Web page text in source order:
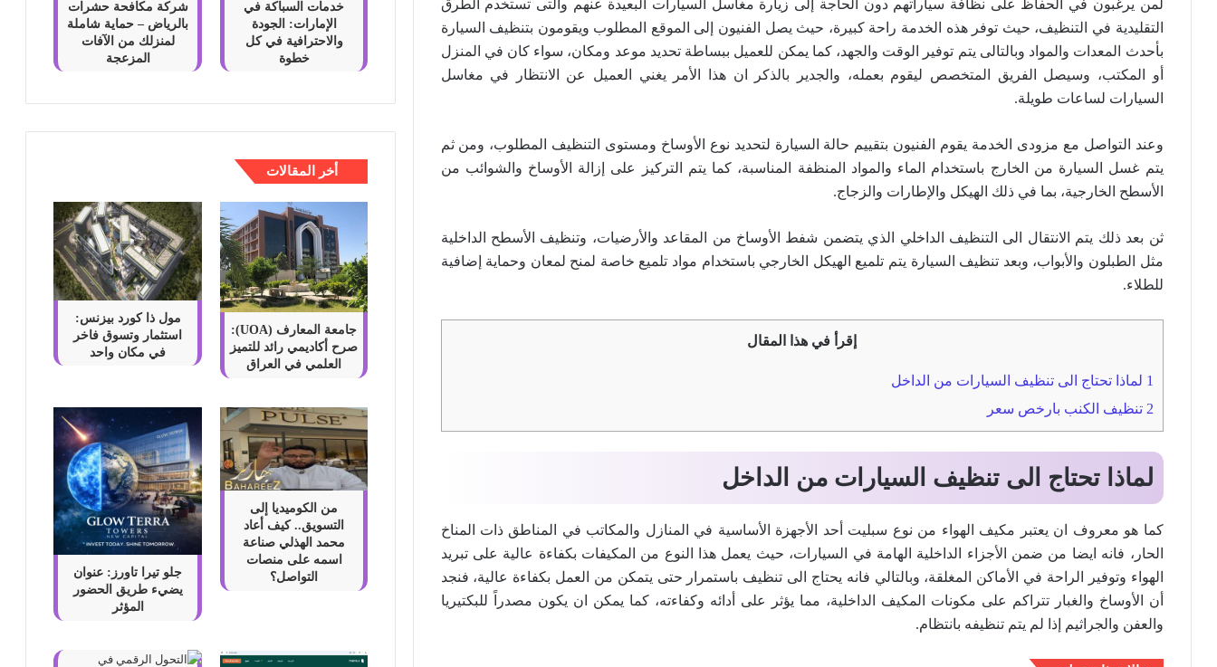
لمن يرغبون في الحفاظ على نظافة سياراتهم دون الحاجة إلى زيارة مغاسل السيارات البعيدة عنهم والتى تستخدم الطرق
التقليدية في التنظيف، حيث توفر هذه الخدمة راحة كبيرة، حيث يصل الفنيون إلى الموقع المطلوب ويقومون بتنظيف السيارة
بأحدث المعدات والمواد وبالتالى يتم توفير الوقت والجهد، كما يمكن للعميل ببساطة تحديد موعد ومكان، سواء كان في المنزل
أو المكتب، وسيصل الفريق المتخصص ليقوم بعمله، والجدير بالذكر ان هذا الأمر يغني العميل عن الانتظار في مغاسل
السيارات لساعات طويلة.
وعند التواصل مع مزودى الخدمة يقوم الفنيون بتقييم حالة السيارة لتحديد نوع الأوساخ ومستوى التنظيف المطلوب، ومن ثم
يتم غسل السيارة من الخارج باستخدام الماء والمواد المنظفة المناسبة، كما يتم التركيز على إزالة الأوساخ والشوائب من
الأسطح الخارجية، بما في ذلك الهيكل والإطارات والزجاج.
ثن بعد ذلك يتم الانتقال الى التنظيف الداخلي الذي يتضمن شفط الأوساخ من المقاعد والأرضيات، وتنظيف الأسطح الداخلية
مثل الطبلون والأبواب، وبعد تنظيف السيارة يتم تلميع الهيكل الخارجي باستخدام مواد تلميع خاصة لمنح لمعان وحماية إضافية
للطلاء.
إقرأ في هذا المقال
1 لماذا تحتاج الى تنظيف السيارات من الداخل
2 تنظيف الكنب بارخص سعر
لماذا تحتاج الى تنظيف السيارات من الداخل
كما هو معروف ان يعتبر مكيف الهواء من نوع سبليت أحد الأجهزة الأساسية في المنازل والمكاتب في المناطق ذات المناخ
الحار، فانه ايضا من ضمن الأجزاء الداخلية الهامة في السيارات، حيث يعمل هذا النوع من المكيفات بكفاءة عالية على تبريد
الهواء وتوفير الراحة في الأماكن المغلقة، وبالتالي فانه يحتاج الى تنظيف باستمرار حتى يتمكن من العمل بكفاءة عالية، فنجد
أن الأوساخ والغبار تتراكم على مكونات المكيف الداخلية، مما يؤثر على أدائه وكفاءته، كما يمكن ان يكون مصدراً للبكتيريا
والعفن والجراثيم إذا لم يتم تنظيفه بانتظام.
خدمات السباكة في
الإمارات: الجودة
والاحترافية في كل
خطوة
شركة مكافحة حشرات
بالرياض – حماية شاملة
لمنزلك من الآفات
المزعجة
أخر المقالات
جامعة المعارف (UOA):
صرح أكاديمي رائد للتميز
العلمي في العراق
مول ذا كورد بيزنس:
استثمار وتسوق فاخر
في مكان واحد
من الكوميديا إلى
التسويق.. كيف أعاد
محمد الهذلي صناعة
اسمه على منصات
التواصل؟
جلو تيرا تاورز: عنوان
يضيء طريق الحضور
المؤثر